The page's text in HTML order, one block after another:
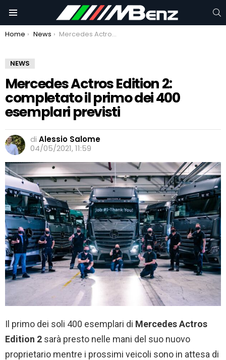
You are here:
Home News Mercedes Actros Edition 2: completato il primo dei 400 esemplari previsti
NEWS
Mercedes Actros Edition 2:
completato il primo dei 400
esemplari previsti
di Alessio Salome
04/05/2021, 11:59
Il primo dei soli 400 esemplari di Mercedes Actros
Edition 2 sarà presto nelle mani del suo nuovo
proprietario mentre i prossimi veicoli sono in attesa di